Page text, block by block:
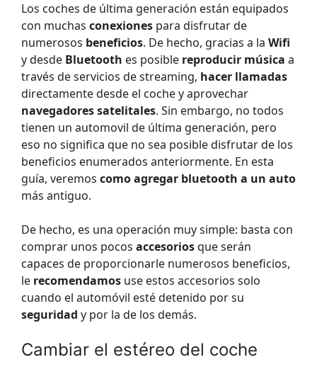
Los coches de última generación están equipados
con muchas conexiones para disfrutar de
numerosos beneficios. De hecho, gracias a la Wifi
y desde Bluetooth es posible reproducir música a
través de servicios de streaming, hacer llamadas
directamente desde el coche y aprovechar
navegadores satelitales. Sin embargo, no todos
tienen un automovil de última generación, pero
eso no significa que no sea posible disfrutar de los
beneficios enumerados anteriormente. En esta
guía, veremos como agregar bluetooth a un auto
más antiguo.
De hecho, es una operación muy simple: basta con
comprar unos pocos accesoriosque serán
capaces de proporcionarle numerosos beneficios,
le recomendamos use estos accesorios solo
cuando el automóvil esté detenido por su
seguridad y por la de los demás.
Cambiar el estéreo del coche